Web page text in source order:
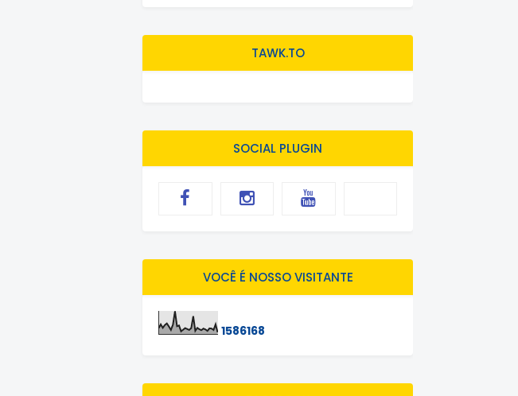
TAWK.TO
SOCIAL PLUGIN
VOCÊ É NOSSO VISITANTE
1586168